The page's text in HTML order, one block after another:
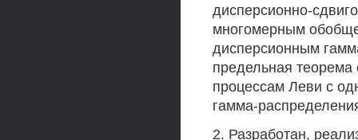
дисперсионно-
многомерным
дисперсионным
предельная
процессам Леви с
гамма-
2. Разработан,